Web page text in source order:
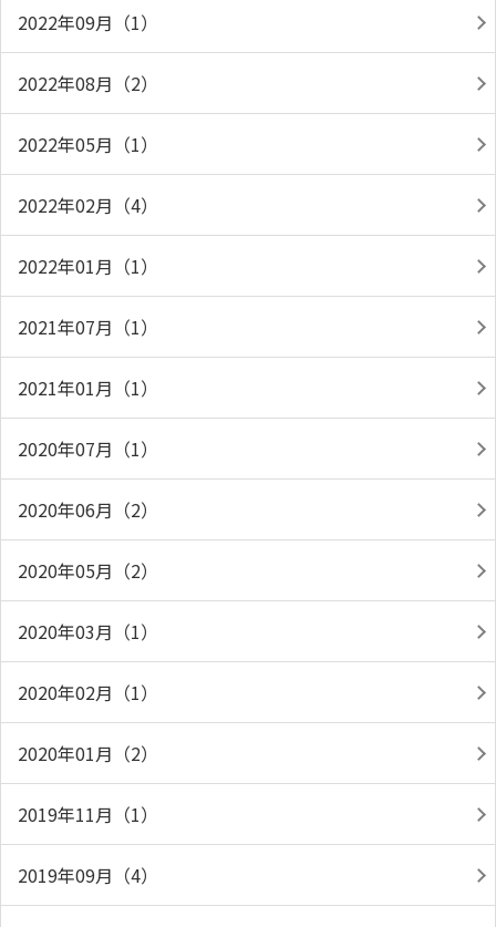
2022年09月（1）
2022年08月（2）
2022年05月（1）
2022年02月（4）
2022年01月（1）
2021年07月（1）
2021年01月（1）
2020年07月（1）
2020年06月（2）
2020年05月（2）
2020年03月（1）
2020年02月（1）
2020年01月（2）
2019年11月（1）
2019年09月（4）